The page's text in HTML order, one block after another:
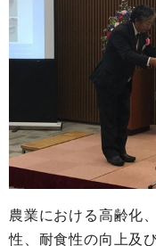
農業における高齢化
性、耐食性の向上及